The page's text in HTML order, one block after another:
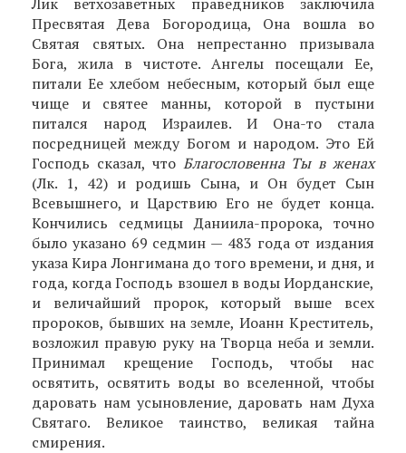
Пресвятая Дева Богородица, Она вошла во
Святая святых. Она непрестанно призывала
Бога, жила в чистоте. Ангелы посещали Ее,
питали Ее хлебом небесным, который был еще
чище и святее манны, которой в пустыни
питался народ Израилев. И Она-то стала
посредницей между Богом и народом. Это Ей
Господь сказал, что Благословенна Ты в женах
(Лк. 1, 42) и родишь Сына, и Он будет Сын
Всевышнего, и Царствию Его не будет конца.
Кончились седмицы Даниила-пророка, точно
было указано 69 седмин — 483 года от издания
указа Кира Лонгимана до того времени, и дня, и
года, когда Господь взошел в воды Иорданские,
и величайший пророк, который выше всех
пророков, бывших на земле, Иоанн Креститель,
возложил правую руку на Творца неба и земли.
Принимал крещение Господь, чтобы нас
освятить, освятить воды во вселенной, чтобы
даровать нам усыновление, даровать нам Духа
Святаго. Великое таинство, великая тайна
смирения.